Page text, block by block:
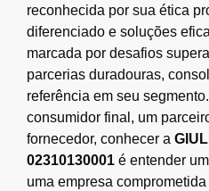
reconhecida por sua ética
diferenciado e soluções
marcada por desafios
parcerias duradouras,
referência em seu
consumidor final, um
fornecedor, conhecer a
02310130001 é entender
uma empresa